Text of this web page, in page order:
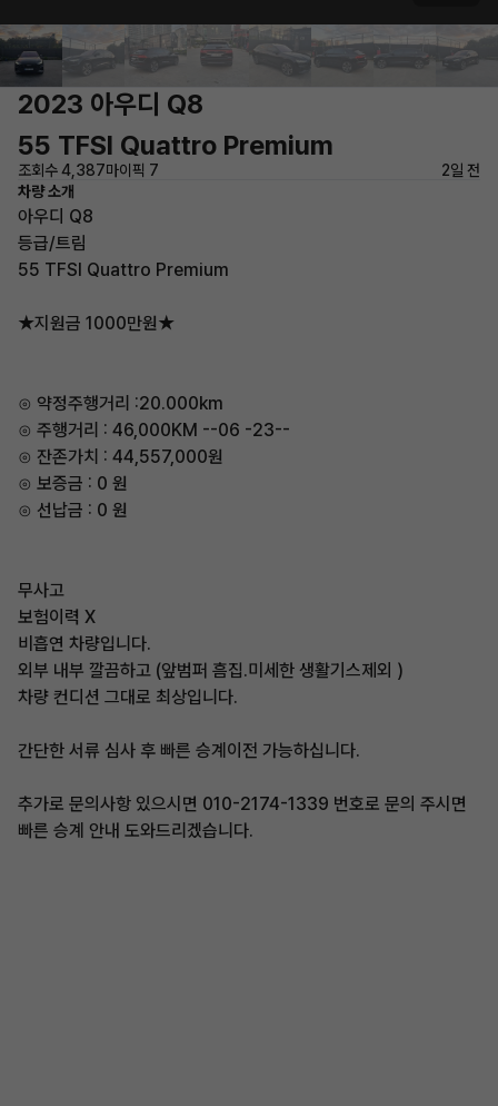
2023 아우디 Q8
55 TFSI Quattro Premium
조회수 4,387마이픽 7
2일 전
차량 소개
아우디 Q8
등급/트림
55 TFSI Quattro Premium
★지원금 1000만원★
⊙ 약정주행거리 :20.000km
⊙ 주행거리 : 46,000KM --06 -23--
⊙ 잔존가치 : 44,557,000원
⊙ 보증금 : 0 원
⊙ 선납금 : 0 원
무사고
보험이력 X
비흡연 차량입니다.
외부 내부 깔끔하고 (앞범퍼 흠집.미세한 생활기스제외 )
차량 컨디션 그대로 최상입니다.
간단한 서류 심사 후 빠른 승계이전 가능하십니다.
추가로 문의사항 있으시면 010-2174-1339 번호로 문의 주시면
빠른 승계 안내 도와드리겠습니다.